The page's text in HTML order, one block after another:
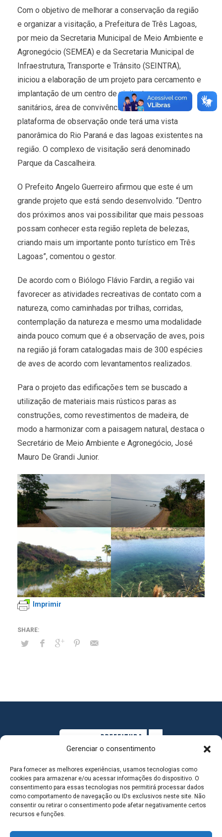
Gerenciar o consentimento
Para fornecer as melhores experiências, usamos tecnologias como
cookies para armazenar e/ou acessar informações do dispositivo. O
consentimento para essas tecnologias nos permitirá processar dados
como comportamento de navegação ou IDs exclusivos neste site. Não
consentir ou retirar o consentimento pode afetar negativamente certos
recursos e funções.
Com o objetivo de melhorar a conservação da região
e organizar a visitação, a Prefeitura de Três Lagoas,
por meio da Secretaria Municipal de Meio Ambiente e
Agronegócio (SEMEA) e da Secretaria Municipal de
Infraestrutura, Transporte e Trânsito (SEINTRA),
iniciou a elaboração de um projeto para cercamento e
implantação de um centro de visitantes com
sanitários, área de convivência, auditório e uma
plataforma de observação onde terá uma vista
panorâmica do Rio Paraná e das lagoas existentes na
região. O complexo de visitação será denominado
Parque da Cascalheira.
O Prefeito Angelo Guerreiro afirmou que este é um
grande projeto que está sendo desenvolvido. “Dentro
dos próximos anos vai possibilitar que mais pessoas
possam conhecer esta região repleta de belezas,
criando mais um importante ponto turístico em Três
Lagoas”, comentou o gestor.
De acordo com o Biólogo Flávio Fardin, a região vai
favorecer as atividades recreativas de contato com a
natureza, como caminhadas por trilhas, corridas,
contemplação da natureza e mesmo uma modalidade
ainda pouco comum que é a observação de aves, pois
na região já foram catalogadas mais de 300 espécies
de aves de acordo com levantamentos realizados.
Para o projeto das edificações tem se buscado a
utilização de materiais mais rústicos paras as
construções, como revestimentos de madeira, de
modo a harmonizar com a paisagem natural, destaca o
Secretário de Meio Ambiente e Agronegócio, José
Mauro De Grandi Junior.
Imprimir
MAPA DO SITE